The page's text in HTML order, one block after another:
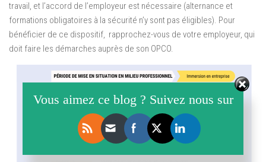
travail, et l’accord de l’employeur est nécessaire (alternance et
formations obligatoires à la sécurité n’y sont pas éligibles). Pour
bénéficier de ce dispositif, rapprochez-vous de votre employeur, qui
doit faire les démarches auprès de son OPCO.
Vous aimez ce blog ? Suivez nous sur